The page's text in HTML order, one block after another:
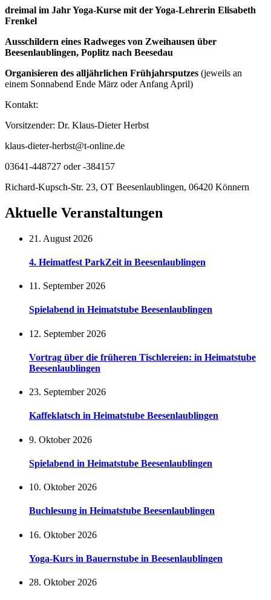
dreimal im Jahr Yoga-Kurse mit der Yoga-Lehrerin Elisabeth
Frenkel
Ausschildern eines Radweges von Zweihausen über
Beesenlaublingen, Poplitz nach Beesedau
Organisieren des alljährlichen Frühjahrsputzes (jeweils an
einem Sonnabend Ende März oder Anfang April)
Kontakt:
Vorsitzender: Dr. Klaus-Dieter Herbst
klaus-dieter-herbst@t-online.de
03641-448727 oder -384157
Richard-Kupsch-Str. 23, OT Beesenlaublingen, 06420 Könnern
Aktuelle Veranstaltungen
21. August 2026
4. Heimatfest ParkZeit in Beesenlaublingen
11. September 2026
Spielabend in Heimatstube Beesenlaublingen
12. September 2026
Vortrag über die früheren Tischlereien: in Heimatstube
Beesenlaublingen
23. September 2026
Kaffeklatsch in Heimatstube Beesenlaublingen
9. Oktober 2026
Spielabend in Heimatstube Beesenlaublingen
10. Oktober 2026
Buchlesung in Heimatstube Beesenlaublingen
16. Oktober 2026
Yoga-Kurs in Bauernstube in Beesenlaublingen
28. Oktober 2026